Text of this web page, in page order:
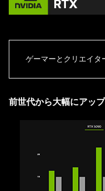
ゲーマーとクリエイタ
前世代から大幅にアッ